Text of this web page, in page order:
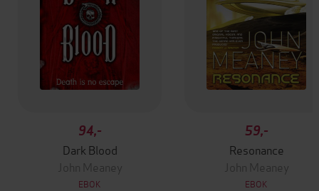
94,-
Dark Blood
John Meaney
EBOK
59,-
Resonance
John Meaney
EBOK